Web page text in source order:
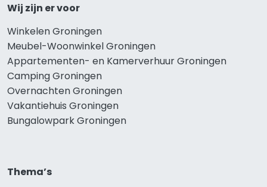
Wij zijn er voor
Winkelen Groningen
Meubel-Woonwinkel Groningen
Appartementen- en Kamerverhuur Groningen
Camping Groningen
Overnachten Groningen
Vakantiehuis Groningen
Bungalowpark Groningen
Thema’s